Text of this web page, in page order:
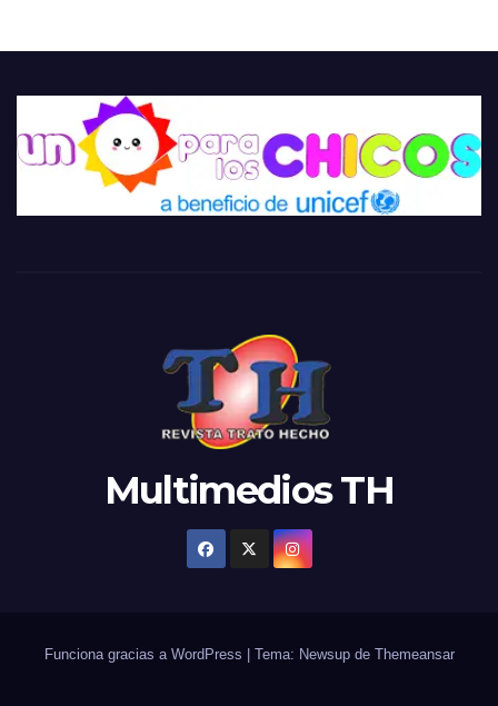
Multimedios TH
Funciona gracias a WordPress Tema: Newsup de Themeansar